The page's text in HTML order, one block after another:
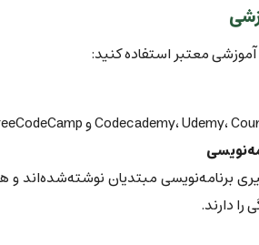
آموزشی معتبر استفاده کنید:
برنامه‌نویسی مبتدیان نوشته‌شده‌اند
دارند.